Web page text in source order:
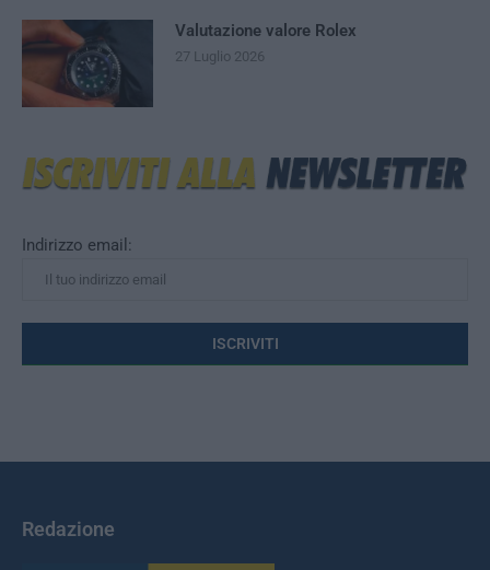
Indirizzo email:
Valutazione valore Rolex
27 Luglio 2026
Redazione